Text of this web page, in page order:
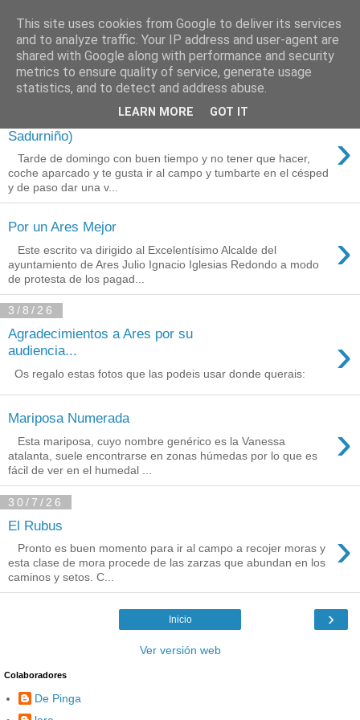
Está de pinga
10/8/26
A Fraga Máxica (San
Sadurniño)
›
Tarde de domingo con buen tiempo y no tener que hacer,
coche aparcado y te gusta ir al campo y tumbarte en el césped
y de paso dar una v...
Por un Ares Mejor ›
Este escrito va dirigido al Excelentísimo Alcalde del
ayuntamiento de Ares Julio Ignacio Iglesias Redondo a modo
de protesta de los pagad...
3/8/26
Agradecimientos a Ares por su
audiencia...
›
Os regalo estas fotos que las podeis usar donde querais:
Mariposa Numerada ›
Esta mariposa, cuyo nombre genérico es la Vanessa
atalanta, suele encontrarse en zonas húmedas por lo que es
fácil de ver en el humedal ...
30/7/26
El Rubus ›
Pronto es buen momento para ir al campo a recojer moras y
esta clase de mora procede de las zarzas que abundan en los
caminos y setos. C...
›
Inicio
Ver versión web
Colaboradores
De Pinga
This site uses cookies from Google to deliver its services
and to analyze traffic. Your IP address and user-agent are
shared with Google along with performance and security
metrics to ensure quality of service, generate usage
statistics, and to detect and address abuse.
LEARN MORE GOT IT